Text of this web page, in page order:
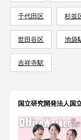
千代田区 杉並
世田谷区 池袋
吉祥寺駅
国立研究開発法人国